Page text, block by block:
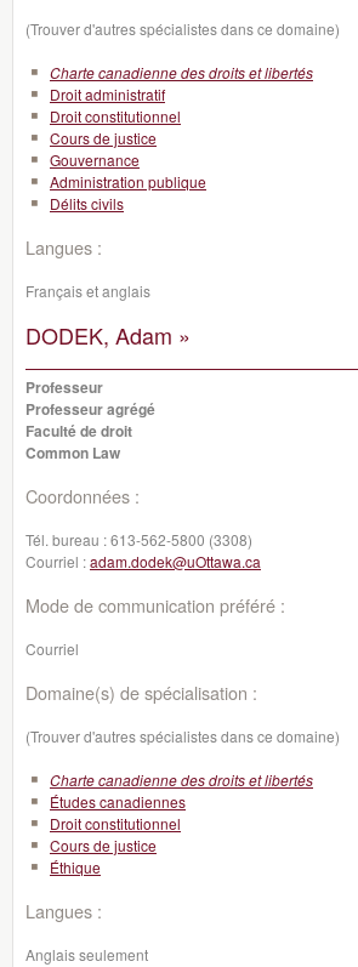
(Trouver d'autres spécialistes dans ce domaine)
Charte canadienne des droits et libertés
Droit administratif
Droit constitutionnel
Cours de justice
Gouvernance
Administration publique
Délits civils
Langues :
Français et anglais
DODEK, Adam »
Professeur
Professeur agrégé
Faculté de droit
Common Law
Coordonnées :
Tél. bureau :613-562-5800 (3308)
Courriel :adam.dodek@uOttawa.ca
Mode de communication préféré :
Courriel
Domaine(s) de spécialisation :
(Trouver d'autres spécialistes dans ce domaine)
Charte canadienne des droits et libertés
Études canadiennes
Droit constitutionnel
Cours de justice
Éthique
Langues :
Anglais seulement